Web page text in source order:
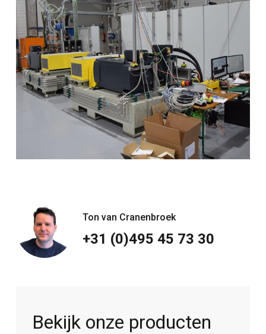
Ton van Cranenbroek
+31 (0)495 45 73 30
Bekijk onze producten